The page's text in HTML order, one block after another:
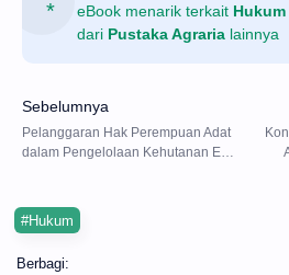
eBook menarik terkait Hukum
dari Pustaka Agraria lainnya
#Hukum